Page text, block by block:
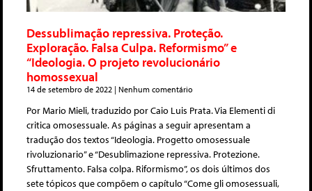
Dessublimação repressiva. Proteção.
Exploração. Falsa Culpa. Reformismo” e
“Ideologia. O projeto revolucionário
homossexual
14 de setembro de 2022 Nenhum comentário
Por Mario Mieli, traduzido por Caio Luis Prata. Via Elementi di
critica omosessuale. As páginas a seguir apresentam a
tradução dos textos “Ideologia. Progetto omosessuale
rivoluzionario” e “Desublimazione repressiva. Protezione.
Sfruttamento. Falsa colpa. Riformismo”, os dois últimos dos
sete tópicos que compõem o capítulo “Come gli omosessuali,